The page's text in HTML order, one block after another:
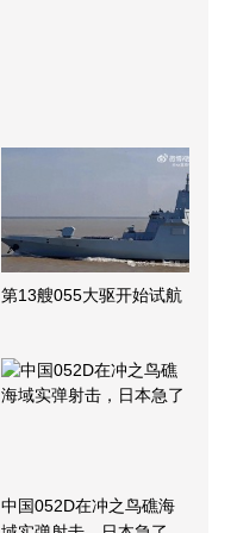
第13艘055大驱开始试航
中国052D在冲之鸟礁海